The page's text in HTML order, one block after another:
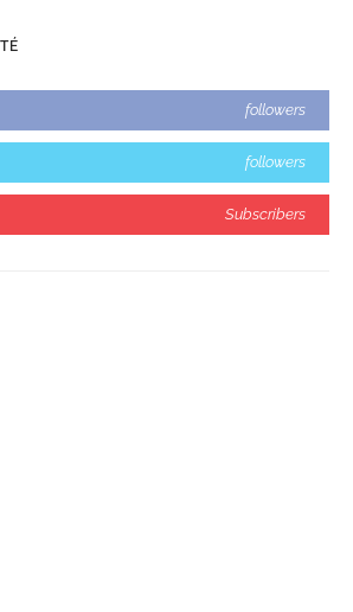
followers
followers
Subscribers